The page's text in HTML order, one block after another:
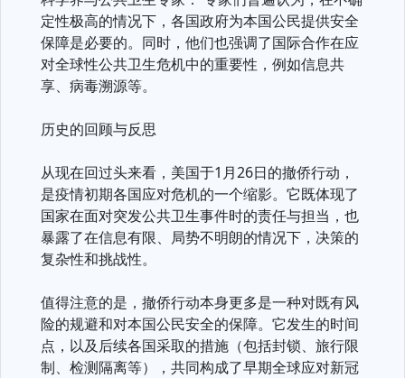
定性极高的情况下，各国政府为本国公民提供安全
保障是必要的。同时，他们也强调了国际合作在应
对全球性公共卫生危机中的重要性，例如信息共
享、病毒溯源等。
历史的回顾与反思
从现在回过头来看，美国于1月26日的撤侨行动，
是疫情初期各国应对危机的一个缩影。它既体现了
国家在面对突发公共卫生事件时的责任与担当，也
暴露了在信息有限、局势不明朗的情况下，决策的
复杂性和挑战性。
值得注意的是，撤侨行动本身更多是一种对既有风
险的规避和对本国公民安全的保障。它发生的时间
点，以及后续各国采取的措施（包括封锁、旅行限
制、检测隔离等），共同构成了早期全球应对新冠